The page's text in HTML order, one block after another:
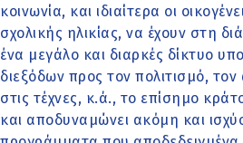
κοινωνία, και ιδιαίτερα οι
σχολικής ηλικίας, να έχουν στη
ένα μεγάλο και διαρκές δίκτυο
διεξόδων προς τον πολιτισμό,
στις τέχνες, κ.ά., το επίσημο
και αποδυναμώνει ακόμη και